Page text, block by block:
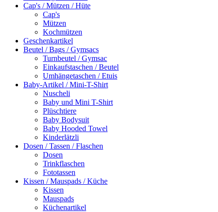
Cap's / Mützen / Hüte
Cap's
Mützen
Kochmützen
Geschenkartikel
Beutel / Bags / Gymsacs
Turnbeutel / Gymsac
Einkaufstaschen / Beutel
Umhängetaschen / Etuis
Baby-Artikel / Mini-T-Shirt
Nuscheli
Baby und Mini T-Shirt
Plüschtiere
Baby Bodysuit
Baby Hooded Towel
Kinderlätzli
Dosen / Tassen / Flaschen
Dosen
Trinkflaschen
Fototassen
Kissen / Mauspads / Küche
Kissen
Mauspads
Küchenartikel